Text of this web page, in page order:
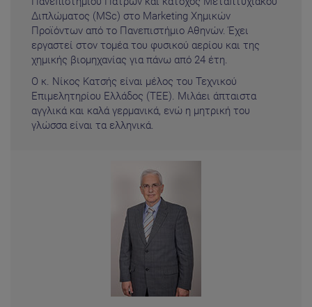
Διπλώματος (MSc) στο Marketing Χημικών
Προϊόντων από το Πανεπιστήμιο Αθηνών. Έχει
εργαστεί στον τομέα του φυσικού αερίου και της
χημικής βιομηχανίας για πάνω από 24 έτη.
Ο κ. Νίκος Κατσής είναι μέλος του Τεχνικού
Επιμελητηρίου Ελλάδος (ΤΕΕ). Μιλάει άπταιστα
αγγλικά και καλά γερμανικά, ενώ η μητρική του
γλώσσα είναι τα ελληνικά.